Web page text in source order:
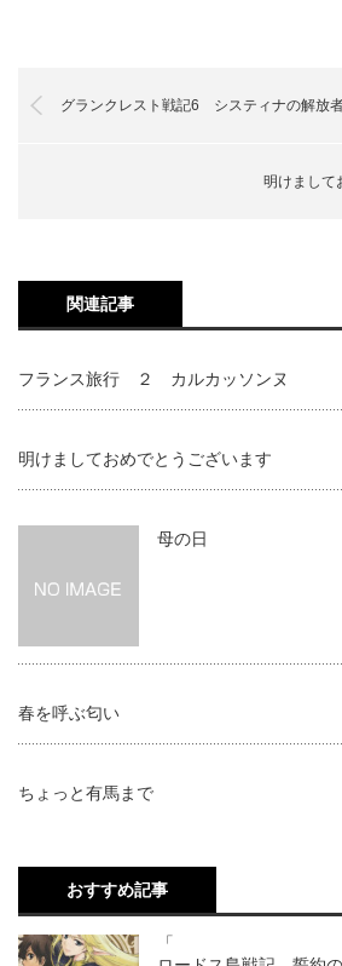
グランクレスト戦記6 システィナの解放者
明けまして
関連記事
フランス旅行 ２ カルカッソンヌ
明けましておめでとうございます
母の日
春を呼ぶ匂い
ちょっと有馬まで
おすすめ記事
「